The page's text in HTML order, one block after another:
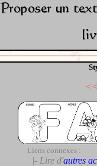
Liens connexes :
|- Lire d'autres